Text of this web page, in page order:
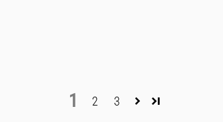
1 2 3